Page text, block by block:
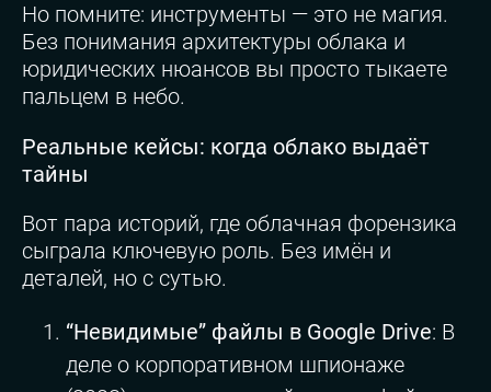
Но помните: инструменты — это не магия.
Без понимания архитектуры облака и
юридических нюансов вы просто тыкаете
пальцем в небо.
Реальные кейсы: когда облако выдаёт
тайны
Вот пара историй, где облачная форензика
сыграла ключевую роль. Без имён и
деталей, но с сутью.
“Невидимые” файлы в Google Drive: В
деле о корпоративном шпионаже